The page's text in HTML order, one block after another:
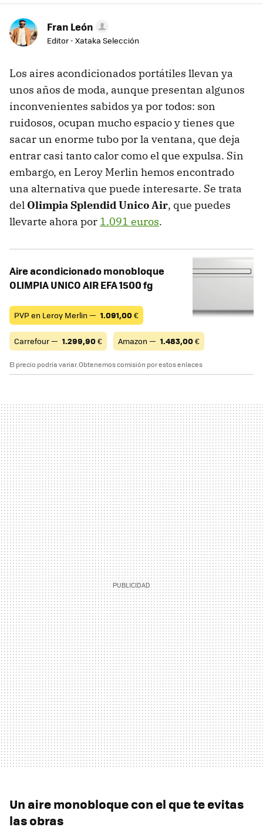
Fran León
Editor - Xataka Selección
Los aires acondicionados portátiles llevan ya
unos años de moda, aunque presentan algunos
inconvenientes sabidos ya por todos: son
ruidosos, ocupan mucho espacio y tienes que
sacar un enorme tubo por la ventana, que deja
entrar casi tanto calor como el que expulsa. Sin
embargo, en Leroy Merlin hemos encontrado
una alternativa que puede interesarte. Se trata
del Olimpia Splendid Unico Air, que puedes
llevarte ahora por 1.091 euros.
Aire acondicionado monobloque
OLIMPIA UNICO AIR EFA 1500 fg
PVP en Leroy Merlin — 1.091,00€
Carrefour — 1.299,90€ Amazon — 1.483,00€
El precio podría variar. Obtenemos comisión por estos enlaces
Un aire monobloque con el que te evitas
las obras